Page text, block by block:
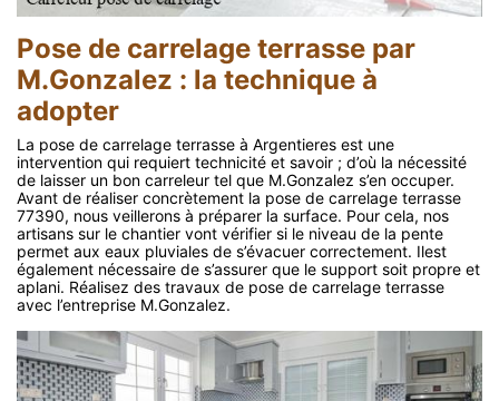
Pose de carrelage terrasse par
M.Gonzalez : la technique à
adopter
La pose de carrelage terrasse à Argentieres est une
intervention qui requiert technicité et savoir ; d’où la nécessité
de laisser un bon carreleur tel que M.Gonzalez s’en occuper.
Avant de réaliser concrètement la pose de carrelage terrasse
77390, nous veillerons à préparer la surface. Pour cela, nos
artisans sur le chantier vont vérifier si le niveau de la pente
permet aux eaux pluviales de s’évacuer correctement. Ilest
également nécessaire de s’assurer que le support soit propre et
aplani. Réalisez des travaux de pose de carrelage terrasse
avec l’entreprise M.Gonzalez.